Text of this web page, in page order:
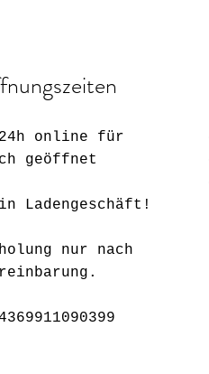
online für
geöffnet
Ladengeschäft!
nur nach